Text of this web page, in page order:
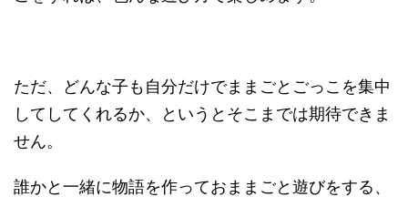
ただ、どんな子も自分だけでままごとごっこを集中
してしてくれるか、というとそこまでは期待できま
せん。
誰かと一緒に物語を作っておままごと遊びをする、